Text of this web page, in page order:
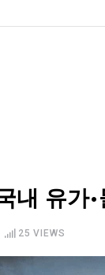
내 유가
25 VIEWS